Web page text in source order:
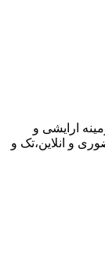
در زمینه ارایشی و
و انلاین،تک و